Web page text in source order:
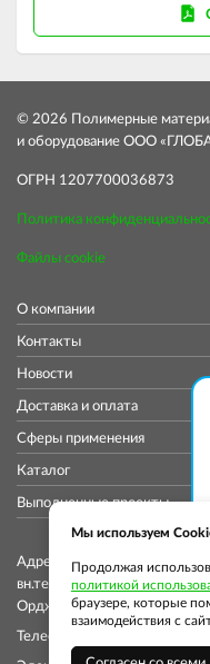
© 2026 Полимерные
и оборудование ООО
ОГРН 1207700036873
Политика
Файлы cookie
О компании
Контакты
Новости
Доставка и оплата
Сферы применения
Каталог
Выполненные проекты
Адрес коммерческого
вн.тер.г. муниципальный
Орджоникидзе, д. 11, стр.
Телефон: +7 (913) 913-76-37
Мы используем
Продолжая
политикой
браузере, которые
взаимодействия с